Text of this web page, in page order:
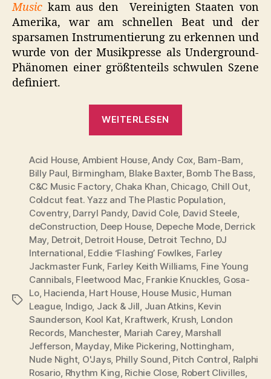
Music kam aus den Vereinigten Staaten von
Amerika, war am schnellen Beat und der
sparsamen Instrumentierung zu erkennen und
wurde von der Musikpresse als Underground-
Phänomen einer größtenteils schwulen Szene
definiert.
WEITERLESEN
der
House
Music“
Schlagwörter
Acid House, Ambient House,Andy Cox Bam-Bam
Billy Paul Birmingham Blake Baxter, Bomb The Bass
C&C Music Factory, Chaka Khan Chicago, Chill Out,
Coldcut feat. Yazz and The Plastic Population
Coventry, Darryl Pandy, David Cole, David Steele,
deConstruction Deep House, Depeche Mode, Derrick
May Detroit, Detroit House Detroit Techno DJ
International Eddie ‘Flashing’ Fowlkes Farley
Jackmaster Funk Farley Keith Williams, Fine Young
Cannibals, Fleetwood Mac Frankie Knuckles, Gosa-
Lo, Hacienda Hart House, House Music Human
League, Indigo, Jack & Jill Juan Atkins, Kevin
Saunderson Kool Kat, Kraftwerk Krush London
Records Manchester, Mariah Carey, Marshall
Jefferson Mayday, Mike Pickering Nottingham
Nude Night, O'Jays, Philly Sound Pitch Control Ralphi
Rosario Rhythm King Richie Close, Robert Clivilles,